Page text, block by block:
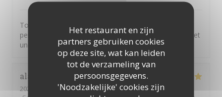
Het restaurant en zijn
partners gebruiken cookies
op deze site, wat kan leiden
tot de verzameling van
persoonsgegevens.
'Noodzakelijke' cookies zijn
Toujours un plaisir extrême autant gustatif que
personnel de retrouver les excellents produits du chef et
une équipe géniale .
alain
2023-03-05
- 13:00 - Gasten 4